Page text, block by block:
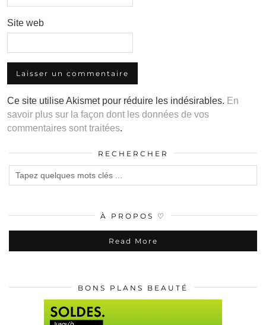
Site web
Ce site utilise Akismet pour réduire les indésirables. En
savoir plus sur la façon dont les données de vos
commentaires sont traitées.
RECHERCHER
À PROPOS ♡
Read More
BONS PLANS BEAUTÉ